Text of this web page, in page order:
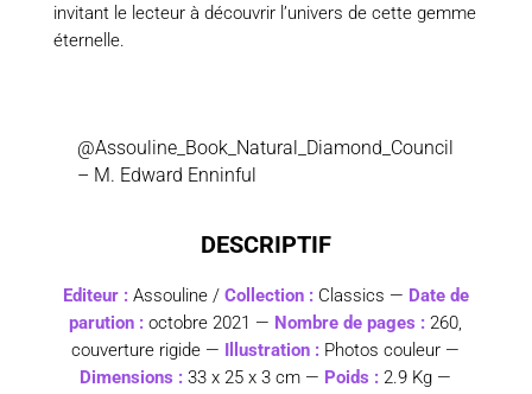
invitant le lecteur à découvrir l’univers de cette gemme
éternelle.
@Assouline_Book_Natural_Diamond_Council
– M. Edward Enninful
DESCRIPTIF
Editeur : Assouline / Collection : Classics — Date de
parution : octobre 2021 — Nombre de pages :260,
couverture rigide — Illustration : Photos couleur —
Dimensions :33 x 25 x 3 cm — Poids :2.9 Kg —